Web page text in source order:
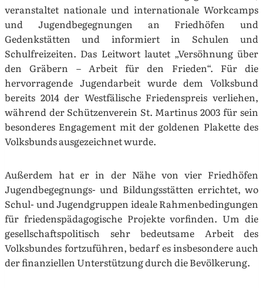
veranstaltet nationale und internationale Workcamps
und Jugendbegegnungen an Friedhöfen und
Gedenkstätten und informiert in Schulen und
Schulfreizeiten. Das Leitwort lautet „Versöhnung über
den Gräbern – Arbeit für den Frieden“. Für die
hervorragende Jugendarbeit wurde dem Volksbund
bereits 2014 der Westfälische Friedenspreis verliehen,
während der Schützenverein St. Martinus 2003 für sein
besonderes Engagement mit der goldenen Plakette des
Volksbunds ausgezeichnet wurde.
Außerdem hat er in der Nähe von vier Friedhöfen
Jugendbegegnungs- und Bildungsstätten errichtet, wo
Schul- und Jugendgruppen ideale Rahmenbedingungen
für friedenspädagogische Projekte vorfinden. Um die
gesellschaftspolitisch sehr bedeutsame Arbeit des
Volksbundes fortzuführen, bedarf es insbesondere auch
der finanziellen Unterstützung durch die Bevölkerung.